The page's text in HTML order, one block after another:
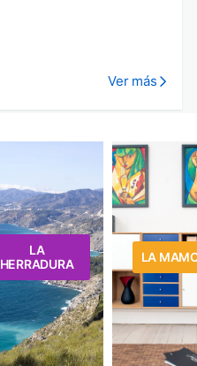
Ver más
LA
HERRADURA
LA